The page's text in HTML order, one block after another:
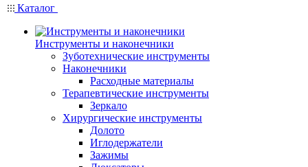
Каталог
Инструменты и наконечники
Зуботехнические инструменты
Наконечники
Расходные материалы
Терапевтические инструменты
Зеркало
Хирургические инструменты
Долото
Иглодержатели
Зажимы